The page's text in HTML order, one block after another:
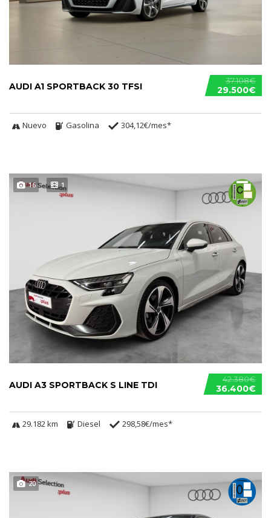
37.108€
29.500€
AUDI A1 SPORTBACK 30 TFSI
Nuevo Gasolina 304,12€/mes*
16 1
42.380€
36.400€
AUDI A3 SPORTBACK S LINE TDI
29.182 km Diesel 298,58€/mes*
20